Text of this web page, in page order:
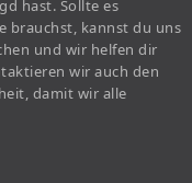
hast. Sollte es
brauchst, kannst du uns
und wir helfen dir
wir auch den
damit wir alle